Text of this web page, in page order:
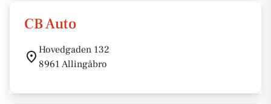
CB Auto
Hovedgaden 132
8961 Allingåbro